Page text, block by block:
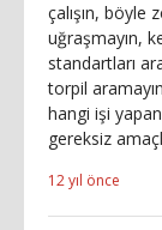
çalışın, böyle
uğraşmayın,
standartları
torpil
hangi işi
gereksiz
12 yıl önce